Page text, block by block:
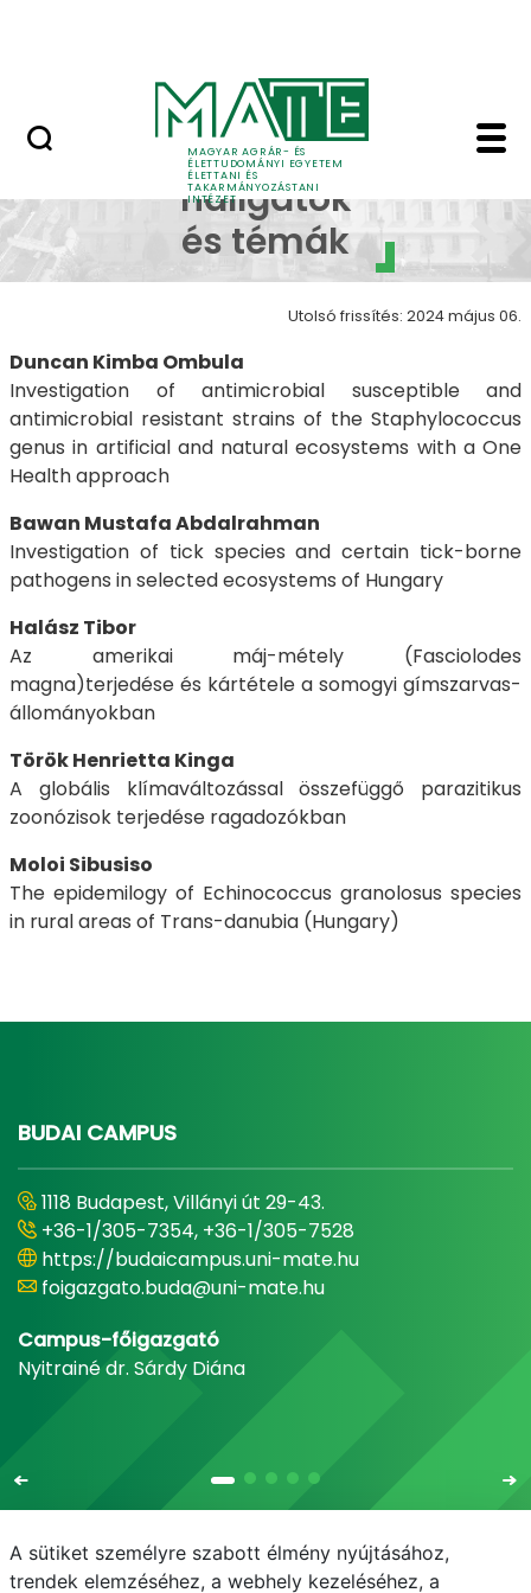
MAGYAR AGRÁR- ÉS
ÉLETTUDOMÁNYI EGYETEM
ÉLETTANI ÉS
TAKARMÁNYOZÁSTANI
INTÉZET
Egy Egészség (One Health)
PhD-hallgatók és
PhD-
hallgatók
és témák
Utolsó frissítés: 2024 május 06.
Duncan Kimba Ombula
Investigation of antimicrobial susceptible and
antimicrobial resistant strains of the Staphylococcus
genus in artificial and natural ecosystems with a One
Health approach
Bawan Mustafa Abdalrahman
Investigation of tick species and certain tick-borne
pathogens in selected ecosystems of Hungary
Halász Tibor
Az amerikai máj-métely (Fasciolodes
magna)terjedése és kártétele a somogyi gímszarvas-
állományokban
Török Henrietta Kinga
A globális klímaváltozással összefüggő parazitikus
zoonózisok terjedése ragadozókban
Moloi Sibusiso
The epidemilogy of Echinococcus granolosus species
in rural areas of Trans-danubia (Hungary)
BUDAI CAMPUS
1118 Budapest, Villányi út 29-43.
+36-1/305-7354, +36-1/305-7528
https://budaicampus.uni-mate.hu
foigazgato.buda@uni-mate.hu
Campus-főigazgató
Nyitrainé dr. Sárdy Diána
A sütiket személyre szabott élmény nyújtásához,
trendek elemzéséhez, a webhely kezeléséhez, a